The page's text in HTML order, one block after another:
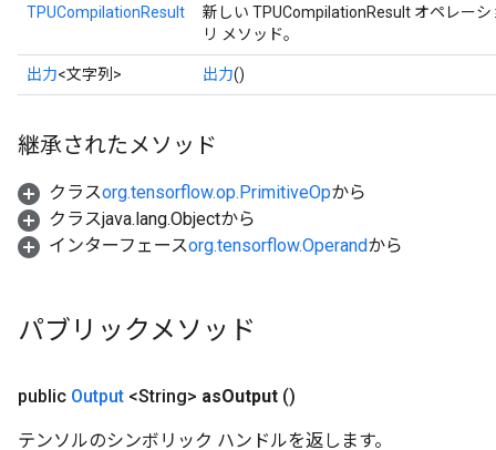
TPUCompilationResult
新しい TPUCompilationResult オペレー
リ メソッド。
出力<文字列> 出力()
継承されたメソッド
クラスorg.tensorflow.op.PrimitiveOpから
クラスjava.lang.Objectから
インターフェースorg.tensorflow.Operandから
パブリックメソッド
public Output <String> asOutput ()
テンソルのシンボリック ハンドルを返します。